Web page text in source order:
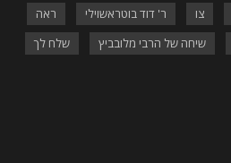
צו ר' דוד בוטראשוילי
ראה
שיחה של הרבי מלובביץ
שלח לך